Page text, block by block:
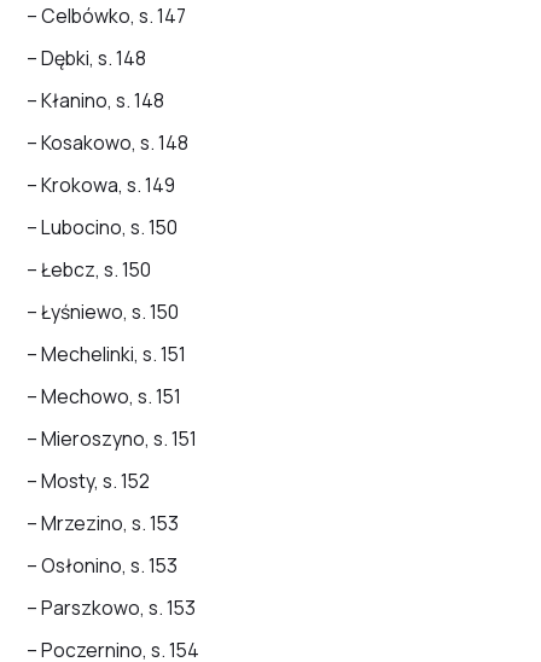
– Celbówko, s. 147
– Dębki, s. 148
– Kłanino, s. 148
– Kosakowo, s. 148
– Krokowa, s. 149
– Lubocino, s. 150
– Łebcz, s. 150
– Łyśniewo, s. 150
– Mechelinki, s. 151
– Mechowo, s. 151
– Mieroszyno, s. 151
– Mosty, s. 152
– Mrzezino, s. 153
– Osłonino, s. 153
– Parszkowo, s. 153
– Poczernino, s. 154